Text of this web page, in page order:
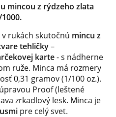
mincou z ­rýdzeho zlata
rukách skutočnú mincu z
tehličky–
karte- s nádherne
ruže. Minca má rozmery
0,31 gramov (1/100 oz.).
Proof (leštené
zrkadlový lesk. Minca je
pre celý svet.